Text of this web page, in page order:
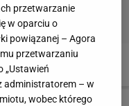
przetwarzanie
w oparciu o
powiązanej – Agora
przetwarzaniu
„Ustawień
administratorem – w
wobec którego